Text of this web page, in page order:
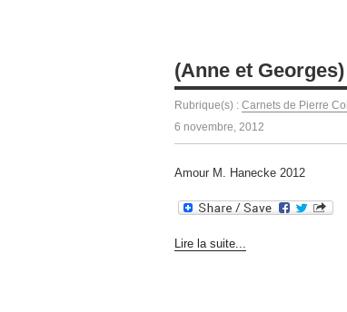
(Anne et
Rubrique(s) : Carnets de Pierre
6 novembre, 2012
Amour M. Hanecke 2012
Lire la suite...